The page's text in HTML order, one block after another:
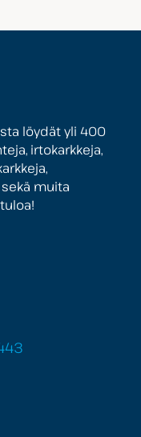
löydät yli 400
irtokarkkeja,
muita